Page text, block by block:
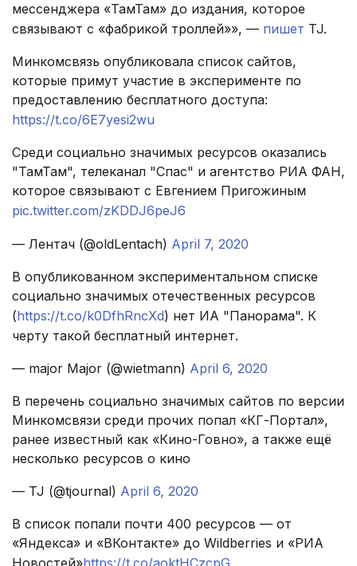
мессенджера «ТамТам» до издания, которое
связывают с «фабрикой троллей»», — пишет TJ.
Минкомсвязь опубликовала список сайтов,
которые примут участие в эксперименте по
предоставлению бесплатного доступа:
https://t.co/6E7yesi2wu
Среди социально значимых ресурсов оказались
"ТамТам", телеканал "Спас" и агентство РИА ФАН,
которое связывают с Евгением Пригожиным
pic.twitter.com/zKDDJ6peJ6
— Лентач (@oldLentach) April 7, 2020
В опубликованном экспериментальном списке
социально значимых отечественных ресурсов
(https://t.co/k0DfhRncXd) нет ИА "Панорама". К
черту такой бесплатный интернет.
— major Major (@wietmann) April 6, 2020
В перечень социально значимых сайтов по версии
Минкомсвязи среди прочих попал «КГ-Портал»,
ранее известный как «Кино-Говно», а также ещё
несколько ресурсов о кино
— TJ (@tjournal) April 6, 2020
В список попали почти 400 ресурсов — от
«Яндекса» и «ВКонтакте» до Wildberries и «РИА